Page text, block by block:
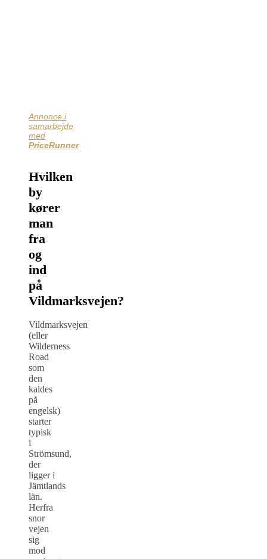
Annonce i
samarbejde
med
PriceRunner
Hvilken
by
kører
man
fra
og
ind
på
Vildmarksvejen?
Vildmarksvejen
(eller
Wilderness
Road
som
den
kaldes
på
engelsk)
starter
typisk
i
Strömsund,
der
ligger i
Jämtlands
län.
Herfra
snor
vejen
sig
mod